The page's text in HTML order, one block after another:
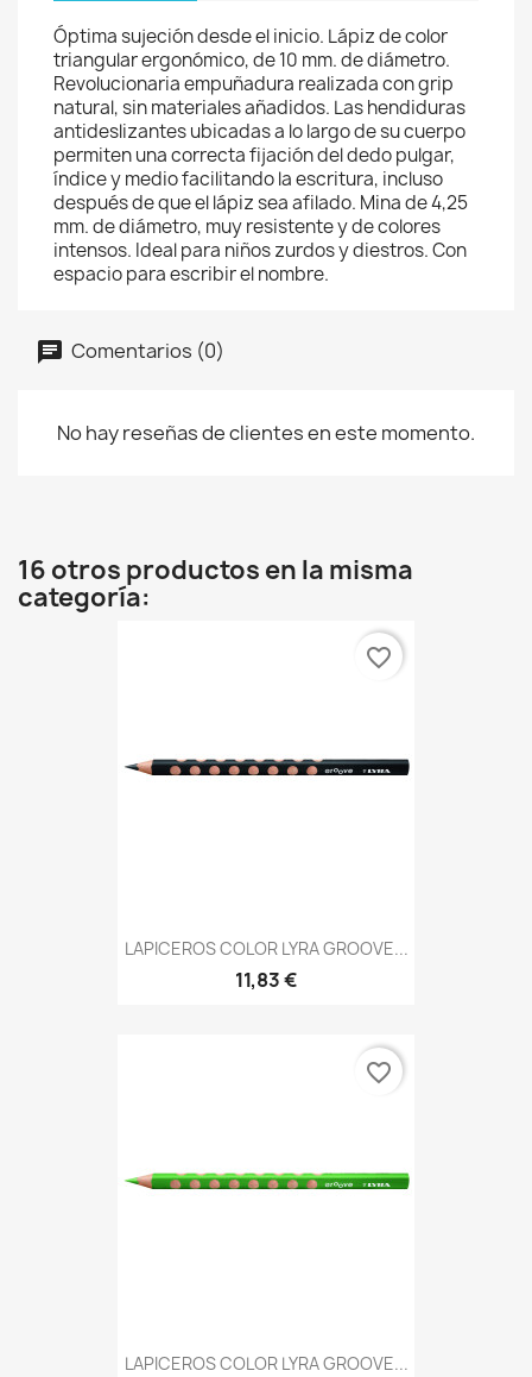
Óptima sujeción desde el inicio. Lápiz de color
triangular ergonómico, de 10 mm. de diámetro.
Revolucionaria empuñadura realizada con grip
natural, sin materiales añadidos. Las hendiduras
antideslizantes ubicadas a lo largo de su cuerpo
permiten una correcta fijación del dedo pulgar,
índice y medio facilitando la escritura, incluso
después de que el lápiz sea afilado. Mina de 4,25
mm. de diámetro, muy resistente y de colores
intensos. Ideal para niños zurdos y diestros. Con
espacio para escribir el nombre.
Comentarios (0)
No hay reseñas de clientes en este momento.
16 otros productos en la misma
categoría:
LAPICEROS COLOR LYRA GROOVE...
11,83 €
favorite_border
LAPICEROS COLOR LYRA GROOVE...
favorite_border